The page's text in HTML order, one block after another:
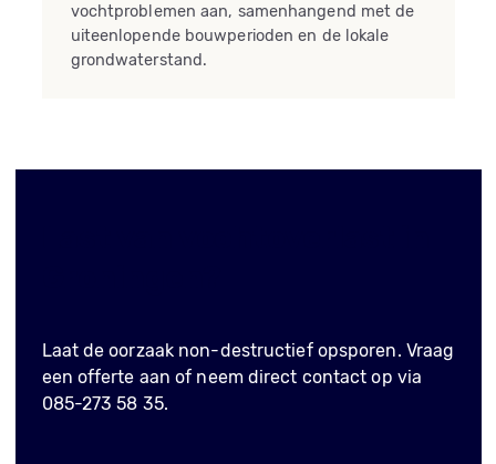
vochtproblemen aan, samenhangend met de
uiteenlopende bouwperioden en de lokale
grondwaterstand.
Laat de oorzaak non-destructief opsporen. Vraag
een offerte aan of neem direct contact op via
085-273 58 35.